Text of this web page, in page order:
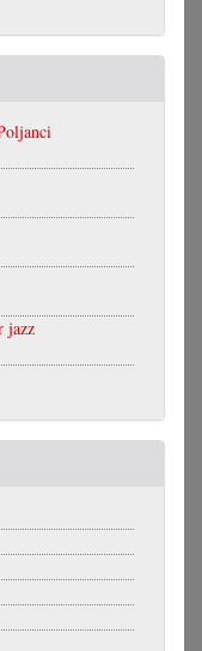
jazz